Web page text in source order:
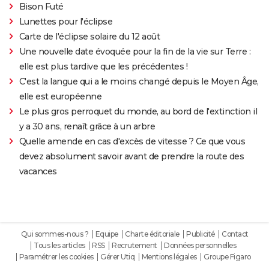
Bison Futé
Lunettes pour l'éclipse
Carte de l'éclipse solaire du 12 août
Une nouvelle date évoquée pour la fin de la vie sur Terre :
elle est plus tardive que les précédentes !
C'est la langue qui a le moins changé depuis le Moyen Âge,
elle est européenne
Le plus gros perroquet du monde, au bord de l'extinction il
y a 30 ans, renaît grâce à un arbre
Quelle amende en cas d'excès de vitesse ? Ce que vous
devez absolument savoir avant de prendre la route des
vacances
Qui sommes-nous ? Equipe Charte éditoriale Publicité
Contact
Tous les articles
RSS Recrutement
Données personnelles
Paramétrer les cookies
Gérer Utiq Mentions légales Groupe Figaro